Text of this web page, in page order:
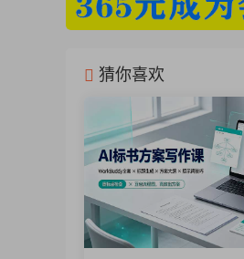
猜你喜欢